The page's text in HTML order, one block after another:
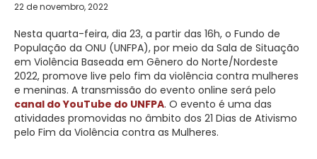
22 de novembro, 2022
Nesta quarta-feira, dia 23, a partir das 16h, o Fundo de
População da ONU (UNFPA), por meio da Sala de Situação
em Violência Baseada em Gênero do Norte/Nordeste
2022, promove live pelo fim da violência contra mulheres
e meninas. A transmissão do evento online será pelo
canal do YouTube do UNFPA. O evento é uma das
atividades promovidas no âmbito dos 21 Dias de Ativismo
pelo Fim da Violência contra as Mulheres.